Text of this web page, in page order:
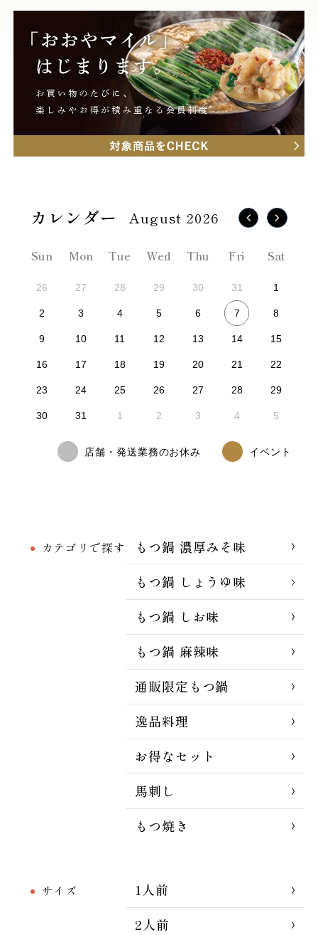
カテゴリで探す
もつ鍋 濃厚みそ味
もつ鍋 しょうゆ味
もつ鍋 しお味
もつ鍋 麻辣味
通販限定もつ鍋
逸品料理
お得なセット
馬刺し
もつ焼き
サイズ
1人前
2人前
August 2026
Sun Mon Tue Wed Thu Fri Sat
26 27 28 29 30 31 1
2 3 4 5 6 7 8
9 10 11 12 13 14 15
16 17 18 19 20 21 22
23 24 25 26 27 28 29
30 31 1 2 3 4 5
店舗・発送業務のお休み イベント